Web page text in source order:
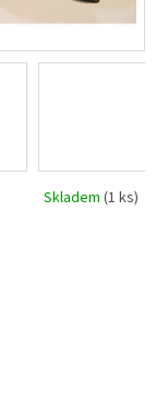
Skladem(1 ks)